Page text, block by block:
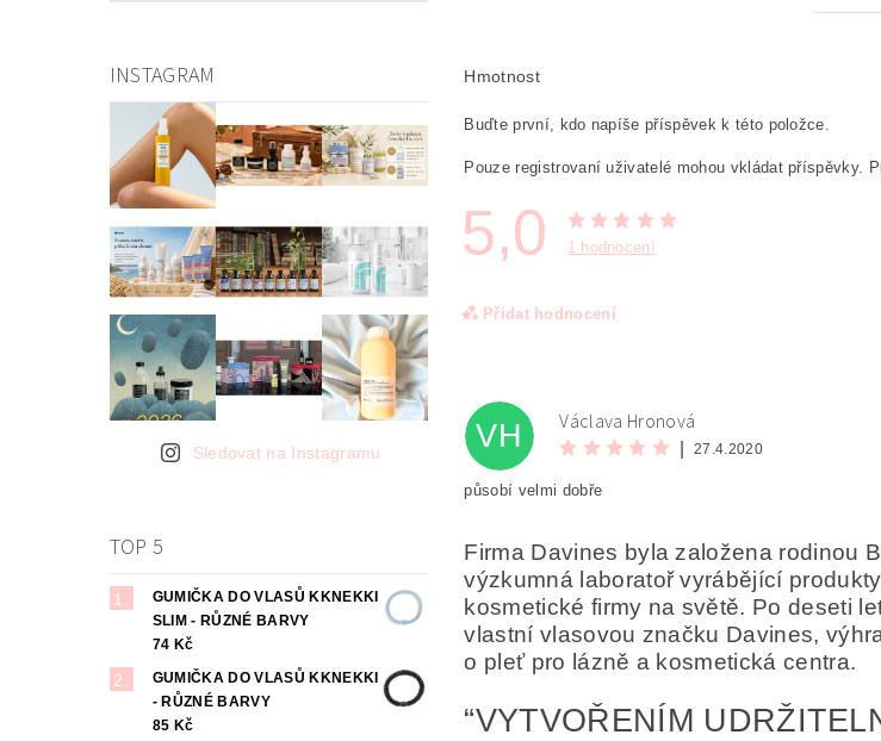
INSTAGRAM
Sledovat na Instagramu
TOP 5
GUMIČKA DO VLASŮ KKNEKKI
SLIM - RŮZNÉ BARVY
74 Kč
GUMIČKA DO VLASŮ KKNEKKI
- RŮZNÉ BARVY
85 Kč
Hmotnost
Buďte první, kdo napíše příspěvek k této položce.
Pouze registrovaní uživatelé mohou vkládat příspěvky.
5,0 1 hodnocení
Přidat hodnocení
Odesláním formuláře/objednávky vyjadřujete
osobních údajů.
VH Václava Hronová
27.4.2020
působí velmi dobře
Firma Davines byla založena rodinou
výzkumná laboratoř vyrábějící
kosmetické firmy na světě. Po deseti
vlastní vlasovou značku Davines,
o pleť pro lázně a kosmetická centra.
“VYTVOŘENÍM